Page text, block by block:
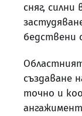
сняг,
бедствени
създаване
точно и